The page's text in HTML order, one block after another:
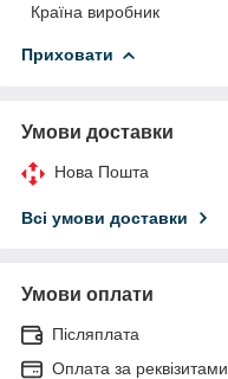
Країна виробник
Приховати
Умови доставки
Нова Пошта
Всі умови доставки
Умови оплати
Післяплата
Оплата за реквізитами